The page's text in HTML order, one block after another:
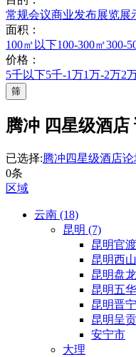
常规会议商业发布展览展
面积：
100㎡以下100-300㎡300-
价格：
5千以下5千-1万1万-2万2
筛
腾冲 四星级酒店
已选择:腾冲 四星级酒店论
0条
区域
云南 (18)
昆明 (7)
昆明官
昆明西
昆明盘
昆明五
昆明晋
昆明呈
安宁市
大理